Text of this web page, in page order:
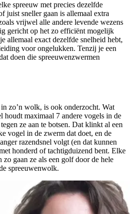
spreeuw met precies dezelfde
juist sneller gaan is allemaal extra
vrijwel alle andere levende wezens
gericht op het zo efficiënt mogelijk
allemaal exact dezelfde snelheid hebt,
voor ongelukken. Tenzij je een
doen die spreeuwenzwermen
zo’n wolk, is ook onderzocht. Wat
maximaal 7 andere vogels in de
ze aan te botsen. Dat klinkt al een
vogel in de zwerm dat doet, en de
razendsnel volgt (en dat kunnen
honderd of tachtigduizend bent. Elke
gaan ze als een golf door de hele
spreeuwenwolk.